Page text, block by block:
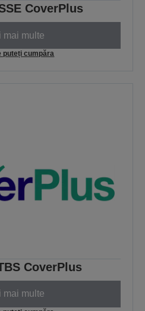
CoverPlus
mai multe
puteți cumpăra
CoverPlus
mai multe